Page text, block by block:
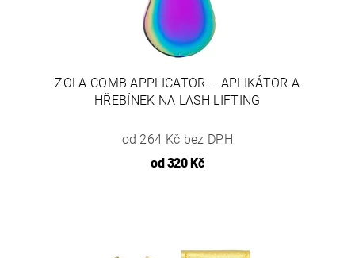
ZOLA COMB APPLICATOR – APLIKÁTOR A
HŘEBÍNEK NA LASH LIFTING
od 264 Kč bez DPH
od320 Kč